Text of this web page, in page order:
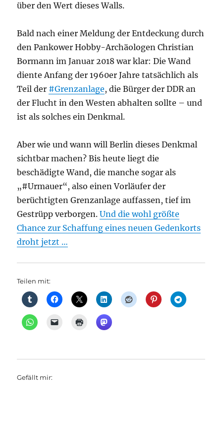
über den Wert dieses Walls.
Bald nach einer Meldung der Entdeckung durch
den Pankower Hobby-Archäologen Christian
Bormann im Januar 2018 war klar: Die Wand
diente Anfang der 1960er Jahre tatsächlich als
Teil der #Grenzanlage, die Bürger der DDR an
der Flucht in den Westen abhalten sollte – und
ist als solches ein Denkmal.
Aber wie und wann will Berlin dieses Denkmal
sichtbar machen? Bis heute liegt die
beschädigte Wand, die manche sogar als
„#Urmauer“, also einen Vorläufer der
berüchtigten Grenzanlage auffassen, tief im
Gestrüpp verborgen.Und die wohl größte
Chance zur Schaffung eines neuen Gedenkorts
droht jetzt …
Teilen mit:
Gefällt mir: